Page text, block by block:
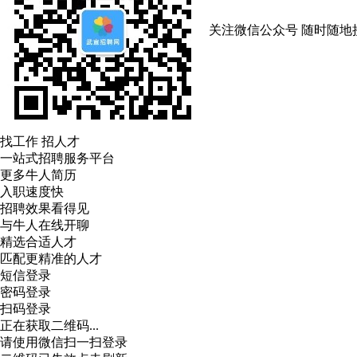
关注微信公众号 随时随地
找工作 招人才
一站式招聘服务平台
更多牛人简历
入职速度快
招聘效果看得见
与牛人在线开聊
精选合适人才
匹配更精准的人才
短信登录
密码登录
扫码登录
正在获取二维码...
请使用微信扫一扫登录